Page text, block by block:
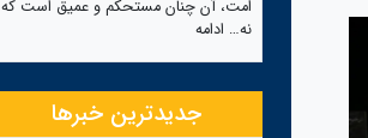
امت، آن چنان مستحکم و عمیق است که
نه… ادامه
جدیدترین خبرها